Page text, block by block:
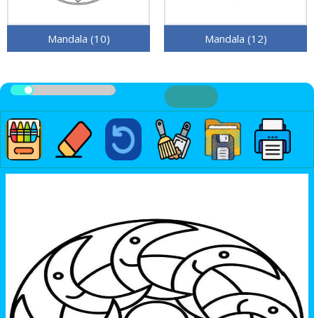
Mandala (10) Mandala (12)